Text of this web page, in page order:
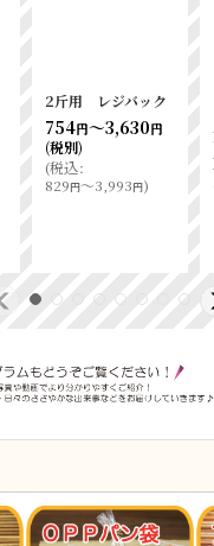
2斤用 レジバック
754円～3,630円
(税別)
(税込:
829円～3,993円)